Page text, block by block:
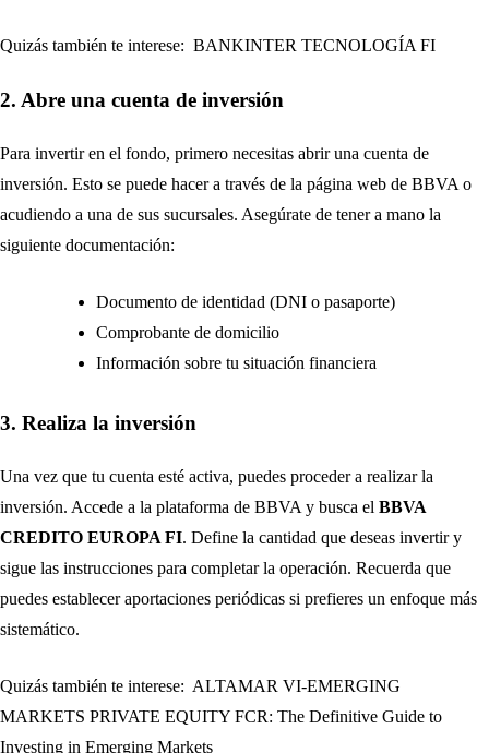
Quizás también te interese: BANKINTER TECNOLOGÍA FI
2. Abre una cuenta de inversión
Para invertir en el fondo, primero necesitas abrir una cuenta de
inversión. Esto se puede hacer a través de la página web de BBVA o
acudiendo a una de sus sucursales. Asegúrate de tener a mano la
siguiente documentación:
Documento de identidad (DNI o pasaporte)
Comprobante de domicilio
Información sobre tu situación financiera
3. Realiza la inversión
Una vez que tu cuenta esté activa, puedes proceder a realizar la
inversión. Accede a la plataforma de BBVA y busca el BBVA
CREDITO EUROPA FI. Define la cantidad que deseas invertir y
sigue las instrucciones para completar la operación. Recuerda que
puedes establecer aportaciones periódicas si prefieres un enfoque más
sistemático.
Quizás también te interese: ALTAMAR VI-EMERGING
MARKETS PRIVATE EQUITY FCR: The Definitive Guide to
Investing in Emerging Markets